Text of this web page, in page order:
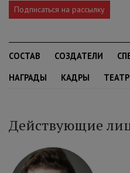
Подписаться на рассылку
СОСТАВ СОЗДАТЕЛИ
НАГРАДЫ
КАДРЫ ТЕАТР
Действующие